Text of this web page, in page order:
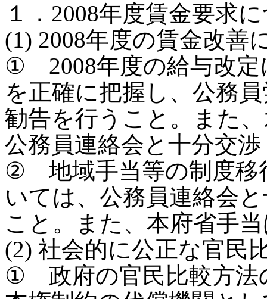
１．2008年度賃金要求
(1) 2008年度の賃金改善
① 2008年度の給与改定
を正確に把握し、公務
勧告を行うこと。また
公務員連絡会と十分交
② 地域手当等の制度移
いては、公務員連絡会
こと。また、本府省手
(2) 社会的に公正な官民
① 政府の官民比較方法